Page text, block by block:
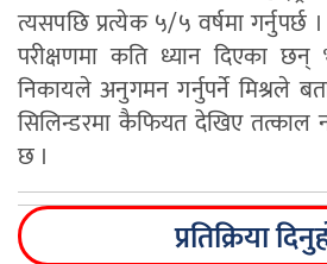
त्यसपछि प्रत्येक ५/५ वर्षमा
परीक्षणमा कति ध्यान दिएका छन्
निकायले अनुगमन गर्नुपर्ने मिश्रले
सिलिन्डरमा कैफियत देखिए तत्काल
छ ।
प्रतिक्रिया